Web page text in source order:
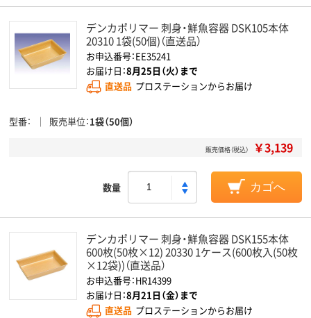
デンカポリマー 刺身・鮮魚容器 DSK105本体
20310 1袋(50個)（直送品）
お申込番号：EE35241
お届け日：8月25日（火）まで
直送品 プロステーションからお届け
型番 販売単位 1袋（50個）
販売価格（税込） ￥3,139
数量 カゴへ
デンカポリマー 刺身・鮮魚容器 DSK155本体
600枚(50枚×12) 20330 1ケース(600枚入(50枚
×12袋))（直送品）
お申込番号：HR14399
お届け日：8月21日（金）まで
直送品 プロステーションからお届け